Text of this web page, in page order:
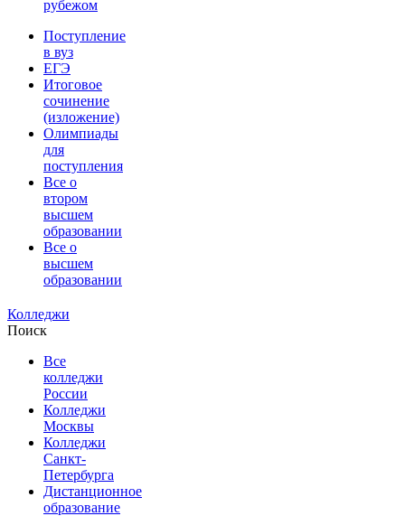
рубежом
Поступление
в вуз
ЕГЭ
Итоговое
сочинение
(изложение)
Олимпиады
для
поступления
Все о
втором
высшем
образовании
Все о
высшем
образовании
Колледжи
Поиск
Все
колледжи
России
Колледжи
Москвы
Колледжи
Санкт-
Петербурга
Дистанционное
образование